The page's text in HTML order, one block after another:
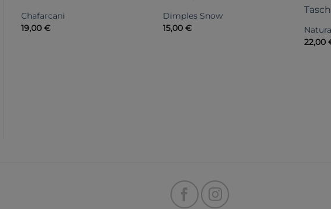
Chafarcani
19,00 €
NICHT VORRÄTIG
Dimples Snow
15,00 €
22,00